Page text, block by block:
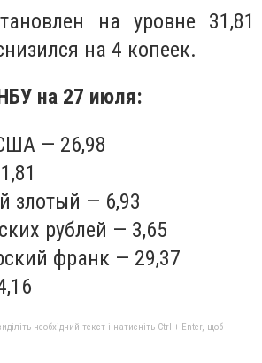
на уровне 31,81
на 4 копеек.
на 27 июля:
— 26,98
злотый — 6,93
рублей — 3,65
франк — 29,37
необхідний текст і натисніть Ctrl + Enter, щоб